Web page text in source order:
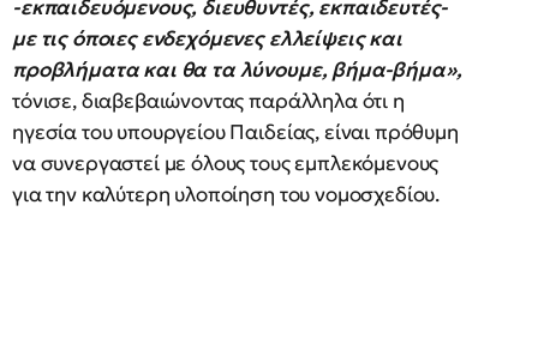
-εκπαιδευόμενους, διευθυντές, εκπαιδευτές-
με τις όποιες ενδεχόμενες ελλείψεις και
προβλήματα και θα τα λύνουμε, βήμα-βήμα»,
τόνισε, διαβεβαιώνοντας παράλληλα ότι η
ηγεσία του υπουργείου Παιδείας, είναι πρόθυμη
να συνεργαστεί με όλους τους εμπλεκόμενους
για την καλύτερη υλοποίηση του νομοσχεδίου.